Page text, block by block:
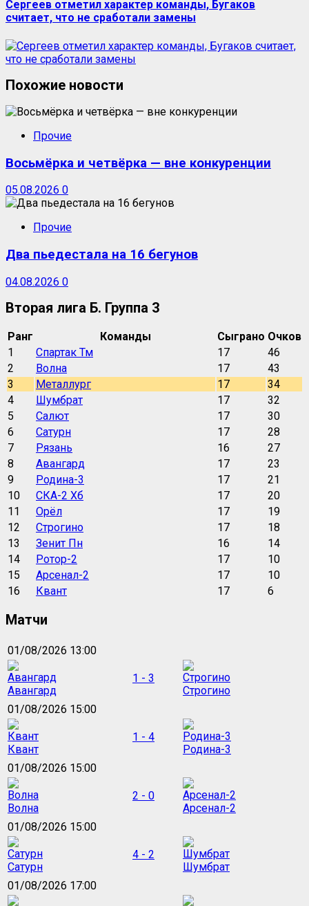
Сергеев отметил характер команды, Бугаков
считает, что не сработали замены
Похожие новости
Прочие
Восьмёрка и четвёрка — вне конкуренции
05.08.2026 0
Прочие
Два пьедестала на 16 бегунов
04.08.2026 0
Вторая лига Б. Группа 3
Ранг Команды Сыграно Очков
1
Спартак Тм 17
46
2
Волна 17
43
3
Металлург 17
34
4
Шумбрат 17
32
5
Салют 17
30
6
Сатурн 17
28
7
Рязань 16
27
8
Авангард 17
23
9
Родина-3 17
21
10
СКА-2 Хб 17
20
11
Орёл 17
19
12
Строгино 17
18
13
Зенит Пн 16
14
14
Ротор-2 17
10
15
Арсенал-2 17
10
16
Квант 17 6
Матчи
01/08/2026 13:00
Авангард
1 - 3
Строгино
01/08/2026 15:00
Квант
1 - 4
Родина-3
01/08/2026 15:00
Волна
2 - 0
Арсенал-2
01/08/2026 15:00
Сатурн
4 - 2
Шумбрат
01/08/2026 17:00